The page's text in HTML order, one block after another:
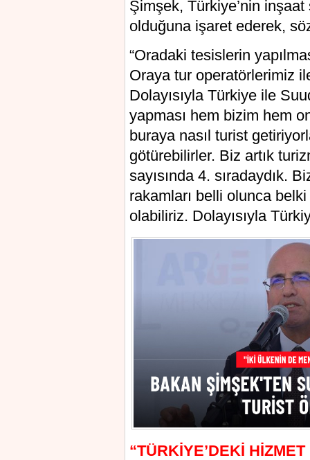
Şimşek, Türkiye’nin
olduğuna işaret ederek,
“Oradaki tesislerin
Oraya tur operatörlerimiz
Dolayısıyla Türkiye ile
yapması hem bizim hem
buraya nasıl turist
götürebilirler. Biz artık
sayısında 4. sıradaydık.
rakamları belli olunca
olabiliriz. Dolayısıyla
“TÜRKİYE’DEKİ